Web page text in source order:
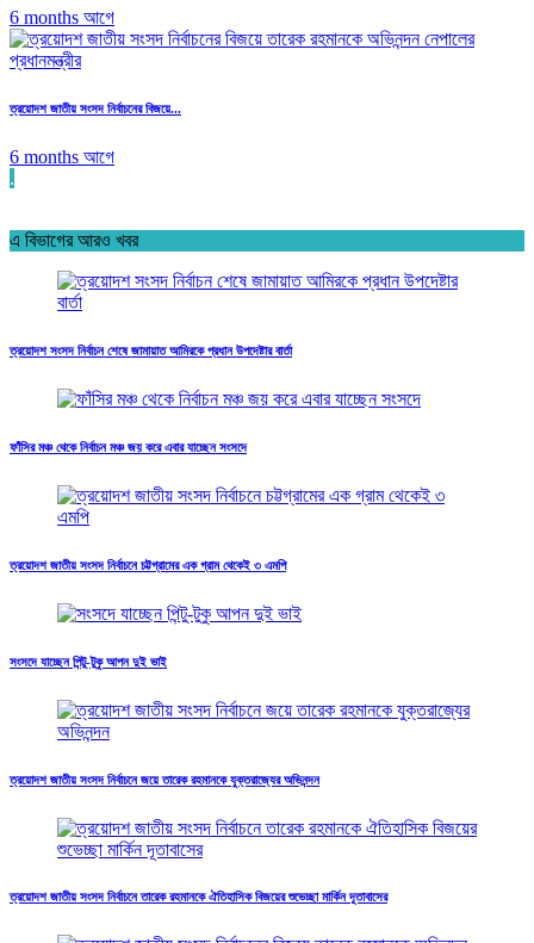
6 months আগে
ত্রয়োদশ জাতীয় সংসদ নির্বাচনের বিজয়ে...
6 months আগে
.
এ বিভাগের আরও খবর
ত্রয়োদশ সংসদ নির্বাচন শেষে জামায়াত আমিরকে প্রধান উপদেষ্টার বার্তা
ফাঁসির মঞ্চ থেকে নির্বাচন মঞ্চ জয় করে এবার যাচ্ছেন সংসদে
ত্রয়োদশ জাতীয় সংসদ নির্বাচনে চট্টগ্রামের এক গ্রাম থেকেই ৩ এমপি
সংসদে যাচ্ছেন পিন্টু-টুকু আপন দুই ভাই
ত্রয়োদশ জাতীয় সংসদ নির্বাচনে জয়ে তারেক রহমানকে যুক্তরাজ্যের অভিনন্দন
ত্রয়োদশ জাতীয় সংসদ নির্বাচনে তারেক রহমানকে ঐতিহাসিক বিজয়ের শুভেচ্ছা মার্কিন দূতাবাসের